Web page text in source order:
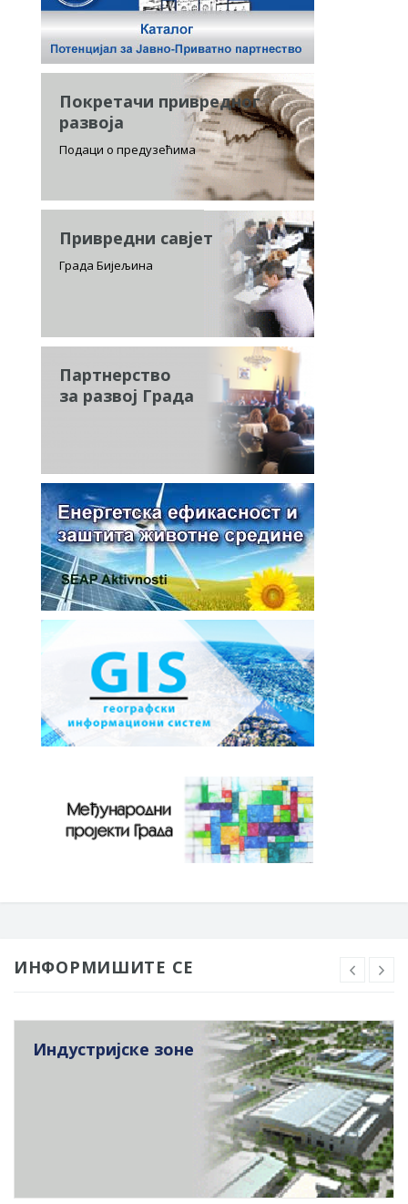
Покретачи привредног
развоја
Подаци о предузећима
Привредни савјет
Града Бијељина
Партнерство
за развој Града
ИНФОРМИШИТЕ СЕ
Индустријске зоне